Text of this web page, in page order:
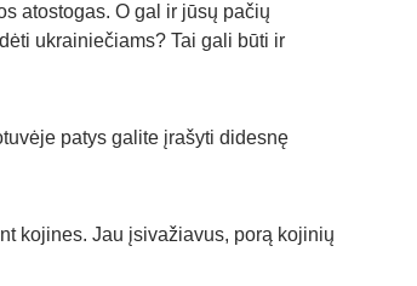
atostogas. O gal ir jūsų pačių
ukrainiečiams? Tai gali būti ir
patys galite įrašyti didesnę
kojines. Jau įsivažiavus, porą kojinių